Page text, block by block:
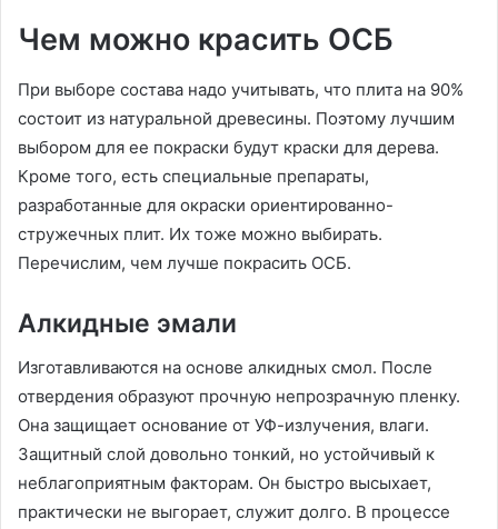
Чем можно красить ОСБ
При выборе состава надо учитывать, что плита на 90%
состоит из натуральной древесины. Поэтому лучшим
выбором для ее покраски будут краски для дерева.
Кроме того, есть специальные препараты,
разработанные для окраски ориентированно-
стружечных плит. Их тоже можно выбирать.
Перечислим, чем лучше покрасить ОСБ.
Алкидные эмали
Изготавливаются на основе алкидных смол. После
отвердения образуют прочную непрозрачную пленку.
Она защищает основание от УФ-излучения, влаги.
Защитный слой довольно тонкий, но устойчивый к
неблагоприятным факторам. Он быстро высыхает,
практически не выгорает, служит долго. В процессе